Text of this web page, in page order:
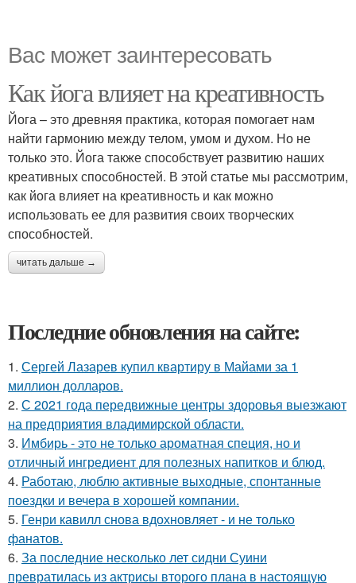
Вас может заинтересовать
Как йога влияет на креативность
Йога – это древняя практика, которая помогает нам
найти гармонию между телом, умом и духом. Но не
только это. Йога также способствует развитию наших
креативных способностей. В этой статье мы рассмотрим,
как йога влияет на креативность и как можно
использовать ее для развития своих творческих
способностей.
читать дальше →
Последние обновления на сайте:
1. Сергей Лазарев купил квартиру в Майами за 1
миллион долларов.
2. С 2021 года передвижные центры здоровья выезжают
на предприятия владимирской области.
3. Имбирь - это не только ароматная специя, но и
отличный ингредиент для полезных напитков и блюд.
4. Работаю, люблю активные выходные, спонтанные
поездки и вечера в хорошей компании.
5. Генри кавилл снова вдохновляет - и не только
фанатов.
6. За последние несколько лет сидни Суини
превратилась из актрисы второго плана в настоящую